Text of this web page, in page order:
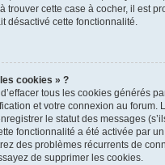
trouver cette case à cocher, il est
désactivé cette fonctionnalité.
cookies » ?
tous les cookies générés
et votre connexion au forum.
le statut des messages
fonctionnalité a été activée par
des problèmes récurrents de
de supprimer les cookies.